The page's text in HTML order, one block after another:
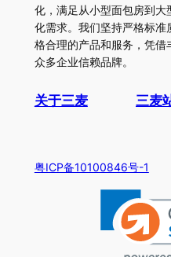
化，满足从小型面包房到
化需求。我们坚持严格标
格合理的产品和服务，凭
众多企业信赖品牌。
关于三麦 三麦
粤ICP备10100846号-1